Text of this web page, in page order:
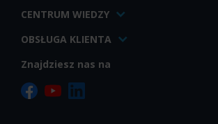
CENTRUM WIEDZY
OBSŁUGA KLIENTA
Znajdziesz nas na